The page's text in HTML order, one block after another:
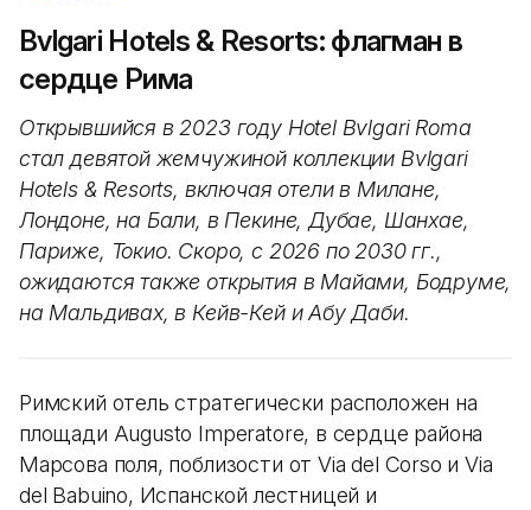
Bvlgari Hotels & Resorts: флагман в
сердце Рима
Открывшийся в 2023 году Hotel Bvlgari Roma
стал девятой жемчужиной коллекции Bvlgari
Hotels & Resorts, включая отели в Милане,
Лондоне, на Бали, в Пекине, Дубае, Шанхае,
Париже, Токио. Скоро, с 2026 по 2030 гг.,
ожидаются также открытия в Майами, Бодруме,
на Мальдивах, в Кейв-Кей и Абу Даби.
Римский отель стратегически расположен на
площади Augusto Imperatore, в сердце района
Марсова поля, поблизости от Via del Corso и Via
del Babuino, Испанской лестницей и